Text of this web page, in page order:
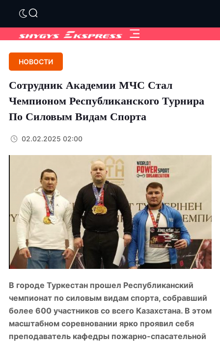
НОВОСТИ
Сотрудник Академии МЧС Стал
Чемпионом Республиканского Турнира
По Силовым Видам Спорта
02.02.2025 02:00
В городе Туркестан прошел Республиканский
чемпионат по силовым видам спорта, собравший
более 600 участников со всего Казахстана. В этом
масштабном соревновании ярко проявил себя
преподаватель кафедры пожарно-спасательной